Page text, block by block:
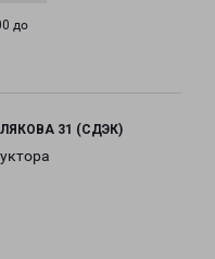
до
31 (СДЭК)